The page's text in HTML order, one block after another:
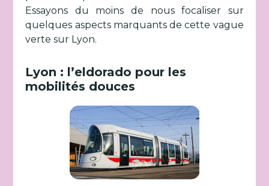
Essayons du moins de nous focaliser sur
quelques aspects marquants de cette vague
verte sur Lyon.
Lyon : l’eldorado pour les
mobilités douces